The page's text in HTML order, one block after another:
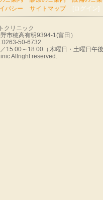
バシー サイトマップ [ログイン]
クリニック
市穂高有明9394-1(富田）
50-6732
15:00～18:00（木曜日・土曜日午
Allright reserved.